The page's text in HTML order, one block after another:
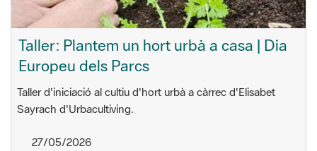
Taller: Plantem un hort urbà a casa | Dia
Europeu dels Parcs
Taller d'iniciació al cultiu d'hort urbà a càrrec d'Elisabet
Sayrach d'Urbacultiving.
27/05/2026